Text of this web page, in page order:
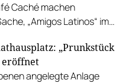
Caché machen
„Amigos Latinos“ im
kocht in der Riederalm
„Prunkstück
eröffnet
angelegte Anlage